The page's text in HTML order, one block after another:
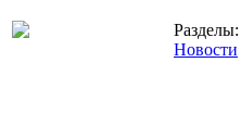
Разделы:
Новости